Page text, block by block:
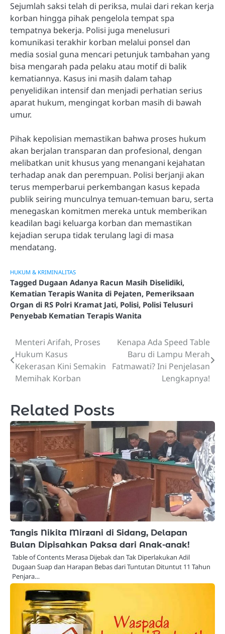
Sejumlah saksi telah di periksa, mulai dari rekan kerja
korban hingga pihak pengelola tempat spa
tempatnya bekerja. Polisi juga menelusuri
komunikasi terakhir korban melalui ponsel dan
media sosial guna mencari petunjuk tambahan yang
bisa mengarah pada pelaku atau motif di balik
kematiannya. Kasus ini masih dalam tahap
penyelidikan intensif dan menjadi perhatian serius
aparat hukum, mengingat korban masih di bawah
umur.
Pihak kepolisian memastikan bahwa proses hukum
akan berjalan transparan dan profesional, dengan
melibatkan unit khusus yang menangani kejahatan
terhadap anak dan perempuan. Polisi berjanji akan
terus memperbarui perkembangan kasus kepada
publik seiring munculnya temuan-temuan baru, serta
menegaskan komitmen mereka untuk memberikan
keadilan bagi keluarga korban dan memastikan
kejadian serupa tidak terulang lagi di masa
mendatang.
HUKUM & KRIMINALITAS
Tagged Dugaan Adanya Racun Masih Diselidiki,
Kematian Terapis Wanita di Pejaten, Pemeriksaan
Organ di RS Polri Kramat Jati, Polisi, Polisi Telusuri
Penyebab Kematian Terapis Wanita
Navigasi
pos
Menteri Arifah, Proses
Hukum Kasus
Kekerasan Kini Semakin
Memihak Korban
Kenapa Ada Speed Table
Baru di Lampu Merah
Fatmawati? Ini Penjelasan
Lengkapnya!
Related Posts
Tangis Nikita Mirzani di Sidang, Delapan
Bulan Dipisahkan Paksa dari Anak-anak!
Table of Contents Merasa Dijebak dan Tak Diperlakukan Adil
Dugaan Suap dan Harapan Bebas dari Tuntutan Dituntut 11 Tahun
Penjara…